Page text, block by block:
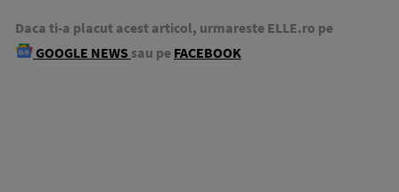
Daca ti-a placut acest articol, urmareste ELLE.ro pe
GOOGLE NEWS sau pe FACEBOOK